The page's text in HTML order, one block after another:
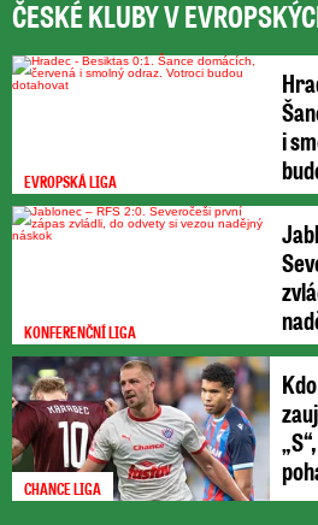
ČESKÉ KLUBY V
EVROPSKÁ LIGA
i
KONFERENČNÍ LIGA
CHANCE LIGA